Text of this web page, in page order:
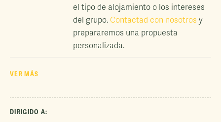
el tipo de alojamiento o los intereses
del grupo. Contactad con nosotros y
prepararemos una propuesta
personalizada.
VER MÁS
DIRIGIDO A: